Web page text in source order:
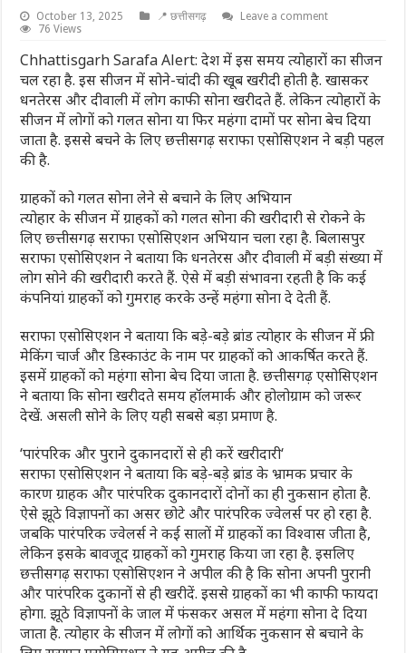
October 13, 2025 📍 छत्तीसगढ़
Leave a comment
76 Views
Chhattisgarh Sarafa Alert: देश में इस समय त्योहारों का सीजन
चल रहा है. इस सीजन में सोने-चांदी की खूब खरीदी होती है. खासकर
धनतेरस और दीवाली में लोग काफी सोना खरीदते हैं. लेकिन त्योहारों के
सीजन में लोगों को गलत सोना या फिर महंगा दामों पर सोना बेच दिया
जाता है. इससे बचने के लिए छत्तीसगढ़ सराफा एसोसिएशन ने बड़ी पहल
की है.
ग्राहकों को गलत सोना लेने से बचाने के लिए अभियान
त्योहार के सीजन में ग्राहकों को गलत सोना की खरीदारी से रोकने के
लिए छ्त्तीसगढ़ सराफा एसोसिएशन अभियान चला रहा है. बिलासपुर
सराफा एसोसिएशन ने बताया कि धनतेरस और दीवाली में बड़ी संख्या में
लोग सोने की खरीदारी करते हैं. ऐसे में बड़ी संभावना रहती है कि कई
कंपनियां ग्राहकों को गुमराह करके उन्हें महंगा सोना दे देती हैं.
सराफा एसोसिएशन ने बताया कि बड़े-बड़े ब्रांड त्योहार के सीजन में फ्री
मेकिंग चार्ज और डिस्काउंट के नाम पर ग्राहकों को आकर्षित करते हैं.
इसमें ग्राहकों को महंगा सोना बेच दिया जाता है. छत्तीसगढ़ एसोसिएशन
ने बताया कि सोना खरीदते समय हॉलमार्क और होलोग्राम को जरूर
देखें. असली सोने के लिए यही सबसे बड़ा प्रमाण है.
‘पारंपरिक और पुराने दुकानदारों से ही करें खरीदारी‘
सराफा एसोसिएशन ने बताया कि बड़े-बड़े ब्रांड के भ्रामक प्रचार के
कारण ग्राहक और पारंपरिक दुकानदारों दोनों का ही नुकसान होता है.
ऐसे झूठे विज्ञापनों का असर छोटे और पारंपरिक ज्वेलर्स पर हो रहा है.
जबकि पारंपरिक ज्वेलर्स ने कई सालों में ग्राहकों का विश्वास जीता है,
लेकिन इसके बावजूद ग्राहकों को गुमराह किया जा रहा है. इसलिए
छत्तीसगढ़ सराफा एसोसिएशन ने अपील की है कि सोना अपनी पुरानी
और पारंपरिक दुकानों से ही खरीदें. इससे ग्राहकों का भी काफी फायदा
होगा. झूठे विज्ञापनों के जाल में फंसकर असल में महंगा सोना दे दिया
जाता है. त्योहार के सीजन में लोगों को आर्थिक नुकसान से बचाने के